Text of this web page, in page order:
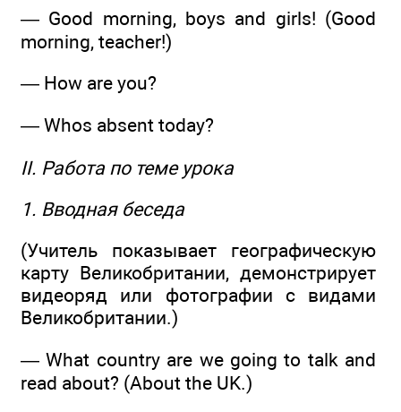
— Good morning, boys and girls! (Good
morning, teacher!)
— How are you?
— Whos absent today?
II. Работа по теме урока
1. Вводная беседа
(Учитель показывает географическую
карту Великобритании, демонстрирует
видеоряд или фотографии с видами
Великобритании.)
— What country are we going to talk and
read about? (About the UK.)